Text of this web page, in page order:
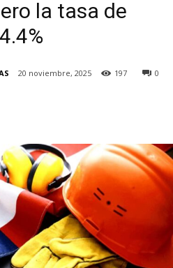
la tasa de
20 noviembre, 2025 0
197